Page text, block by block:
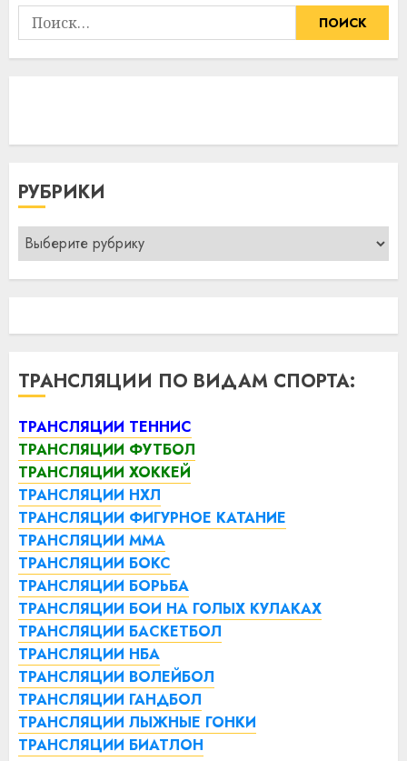
Найти:
РУБРИКИ
Рубрики
ТРАНСЛЯЦИИ ПО ВИДАМ СПОРТА:
ТРАНСЛЯЦИИ ТЕННИС
ТРАНСЛЯЦИИ ФУТБОЛ
ТРАНСЛЯЦИИ ХОККЕЙ
ТРАНСЛЯЦИИ НХЛ
ТРАНСЛЯЦИИ ФИГУРНОЕ КАТАНИЕ
ТРАНСЛЯЦИИ ММА
ТРАНСЛЯЦИИ БОКС
ТРАНСЛЯЦИИ БОРЬБА
ТРАНСЛЯЦИИ БОИ НА ГОЛЫХ КУЛАКАХ
ТРАНСЛЯЦИИ БАСКЕТБОЛ
ТРАНСЛЯЦИИ НБА
ТРАНСЛЯЦИИ ВОЛЕЙБОЛ
ТРАНСЛЯЦИИ ГАНДБОЛ
ТРАНСЛЯЦИИ ЛЫЖНЫЕ ГОНКИ
ТРАНСЛЯЦИИ БИАТЛОН